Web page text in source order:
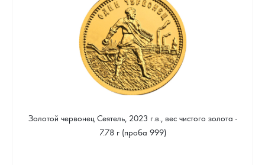
93 953 Руб.
Золотой червонец Сеятель, 2023 г.в., вес чистого золота -
7.78 г (проба 999)